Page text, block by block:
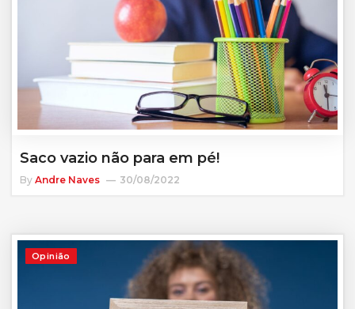
Saco vazio não para em pé!
By Andre Naves 30/08/2022
Opinião